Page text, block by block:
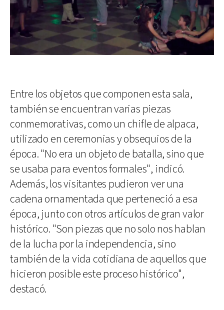
Entre los objetos que componen esta sala,
también se encuentran varias piezas
conmemorativas, como un chifle de alpaca,
utilizado en ceremonias y obsequios de la
época. "No era un objeto de batalla, sino que
se usaba para eventos formales", indicó.
Además, los visitantes pudieron ver una
cadena ornamentada que perteneció a esa
época, junto con otros artículos de gran valor
histórico. "Son piezas que no solo nos hablan
de la lucha por la independencia, sino
también de la vida cotidiana de aquellos que
hicieron posible este proceso histórico",
destacó.